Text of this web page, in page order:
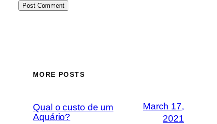
MORE POSTS
Qual o custo de um
Aquário?
March 17,
2021